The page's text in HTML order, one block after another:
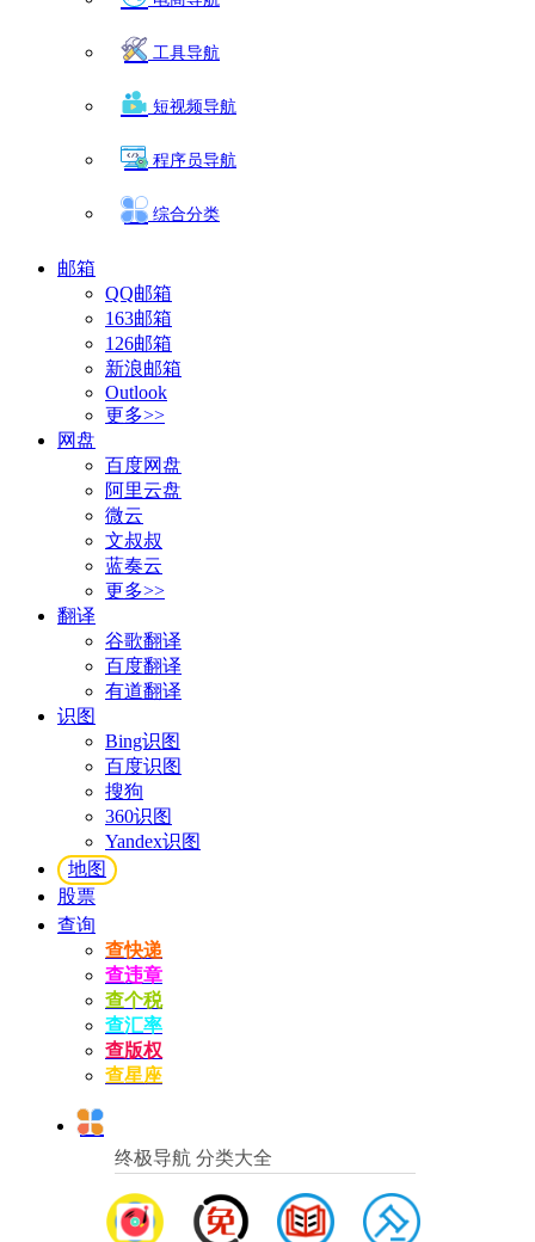
工具导航
短视频导航
程序员导航
综合分类
邮箱
QQ邮箱
163邮箱
126邮箱
新浪邮箱
Outlook
更多>>
网盘
百度网盘
阿里云盘
微云
文叔叔
蓝奏云
更多>>
翻译
谷歌翻译
百度翻译
有道翻译
识图
Bing识图
百度识图
搜狗
360识图
Yandex识图
地图
股票
查询
查快递
查违章
查个税
查汇率
查版权
查星座
终极导航 分类大全